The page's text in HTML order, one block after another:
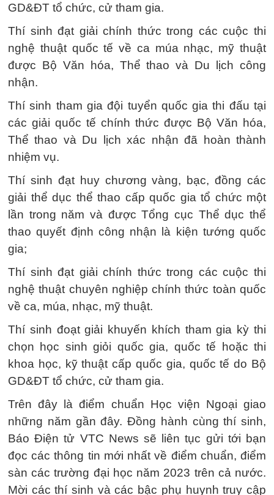
GD&ĐT tổ chức, cử tham gia.
Thí sinh đạt giải chính thức trong các cuộc thi
nghệ thuật quốc tế về ca múa nhạc, mỹ thuật
được Bộ Văn hóa, Thể thao và Du lịch công
nhận.
Thí sinh tham gia đội tuyển quốc gia thi đấu tại
các giải quốc tế chính thức được Bộ Văn hóa,
Thể thao và Du lịch xác nhận đã hoàn thành
nhiệm vụ.
Thí sinh đạt huy chương vàng, bạc, đồng các
giải thể dục thể thao cấp quốc gia tổ chức một
lần trong năm và được Tổng cục Thể dục thể
thao quyết định công nhận là kiện tướng quốc
gia;
Thí sinh đạt giải chính thức trong các cuộc thi
nghệ thuật chuyên nghiệp chính thức toàn quốc
về ca, múa, nhạc, mỹ thuật.
Thí sinh đoạt giải khuyến khích tham gia kỳ thi
chọn học sinh giỏi quốc gia, quốc tế hoặc thi
khoa học, kỹ thuật cấp quốc gia, quốc tế do Bộ
GD&ĐT tổ chức, cử tham gia.
Trên đây là điểm chuẩn Học viện Ngoại giao
những năm gần đây. Đồng hành cùng thí sinh,
Báo Điện tử VTC News sẽ liên tục gửi tới bạn
đọc các thông tin mới nhất về điểm chuẩn, điểm
sàn các trường đại học năm 2023 trên cả nước.
Mời các thí sinh và các bậc phụ huynh truy cập